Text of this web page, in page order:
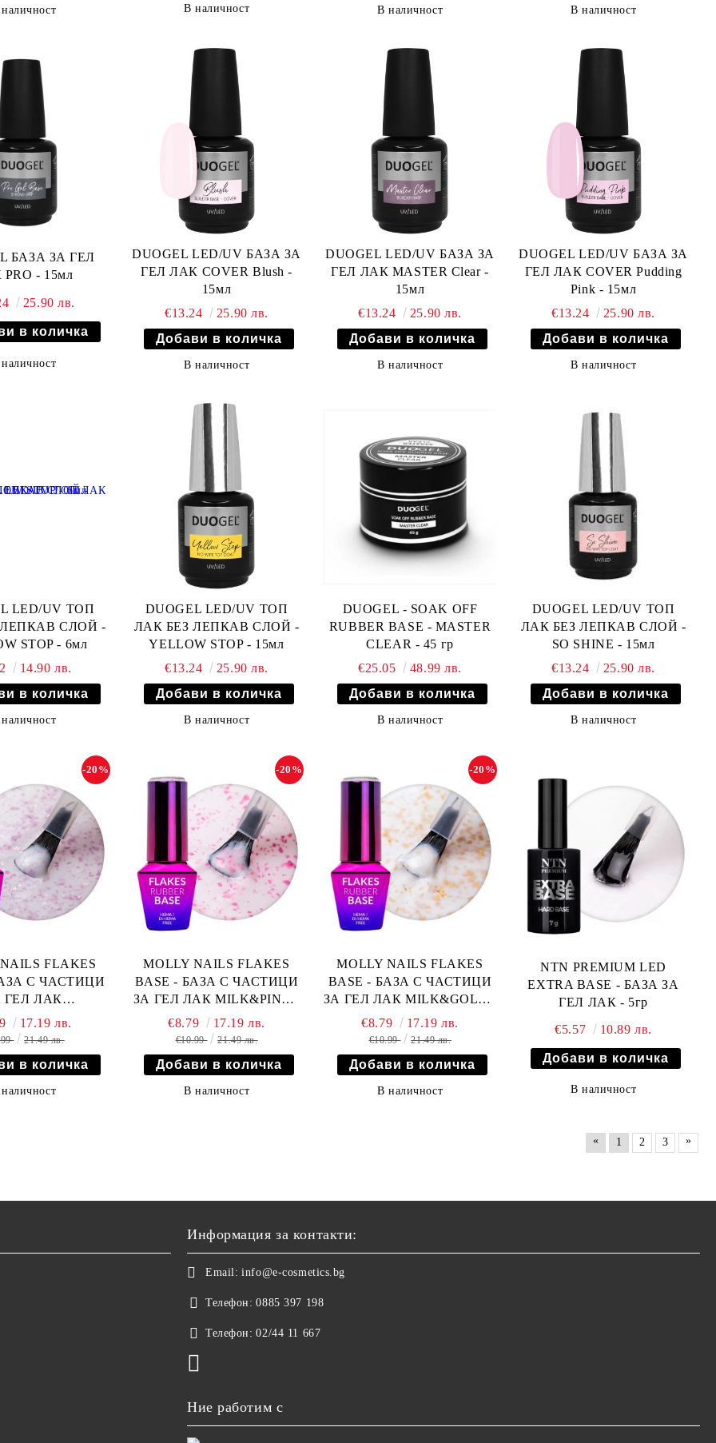
В наличност В наличност В наличност
БАЗА ЗА ГЕЛ
- 15мл
25.90 лв.
DUOGEL LED/UV БАЗА ЗА
ГЕЛ ЛАК COVER Blush -
15мл
€13.24
25.90 лв.
В наличност
DUOGEL LED/UV БАЗА ЗА
ГЕЛ ЛАК MASTER Clear -
15мл
€13.24
25.90 лв.
В наличност
DUOGEL LED/UV БАЗА ЗА
ГЕЛ ЛАК COVER Pudding
Pink - 15мл
€13.24
25.90 лв.
В наличност
LED/UV ТОП
СЛОЙ -
STOP - 6мл
14.90 лв.
DUOGEL LED/UV ТОП
ЛАК БЕЗ ЛЕПКАВ СЛОЙ -
YELLOW STOP - 15мл
€13.24
25.90 лв.
В наличност
DUOGEL - SOAK OFF
RUBBER BASE - MASTER
CLEAR - 45 гр
€25.05
48.99 лв.
В наличност
DUOGEL LED/UV ТОП
ЛАК БЕЗ ЛЕПКАВ СЛОЙ -
SO SHINE - 15мл
€13.24
25.90 лв.
В наличност
FLAKES
С ЧАСТИЦИ
ГЕЛ ЛАК
- 10мл
-20%
17.19 лв.
21.49 лв.
MOLLY NAILS FLAKES
BASE - БАЗА С ЧАСТИЦИ
ЗА ГЕЛ ЛАК MILK&PINK -
10мл
-20%
€8.79 17.19 лв.
€10.99 21.49 лв.
В наличност
MOLLY NAILS FLAKES
BASE - БАЗА С ЧАСТИЦИ
ЗА ГЕЛ ЛАК MILK&GOLD -
10мл
-20%
€8.79 17.19 лв.
€10.99 21.49 лв.
В наличност
NTN PREMIUM LED
EXTRA BASE - БАЗА ЗА
ГЕЛ ЛАК - 5гр
€5.57
10.89 лв.
В наличност
« 1 2 3 »
Информация за контакти:
Email: info@e-cosmetics.bg
Телефон: 0885 397 198
Телефон: 02/44 11 667
Ние работим с